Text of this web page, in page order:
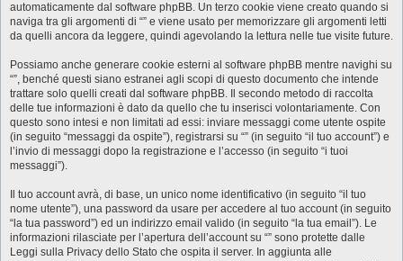
automaticamente dal software phpBB. Un terzo cookie viene creato quando si
naviga tra gli argomenti di “” e viene usato per memorizzare gli argomenti letti
da quelli ancora da leggere, quindi agevolando la lettura nelle tue visite future.
Possiamo anche generare cookie esterni al software phpBB mentre navighi su
“”, benché questi siano estranei agli scopi di questo documento che intende
trattare solo quelli creati dal software phpBB. Il secondo metodo di raccolta
delle tue informazioni è dato da quello che tu inserisci volontariamente. Con
questo sono intesi e non limitati ad essi: inviare messaggi come utente ospite
(in seguito “messaggi da ospite”), registrarsi su “” (in seguito “il tuo account”) e
l’invio di messaggi dopo la registrazione e l’accesso (in seguito “i tuoi
messaggi”).
Il tuo account avrà, di base, un unico nome identificativo (in seguito “il tuo
nome utente”), una password da usare per accedere al tuo account (in seguito
“la tua password”) ed un indirizzo email valido (in seguito “la tua email”). Le
informazioni rilasciate per l’apertura dell’account su “” sono protette dalle
Leggi sulla Privacy dello Stato che ospita il server. In aggiunta alle